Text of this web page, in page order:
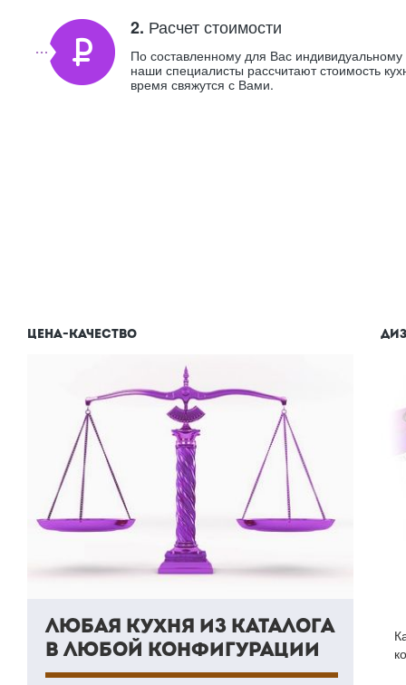
2. Расчет стоимости
По составленному для Вас индивидуальному
наши специалисты рассчитают стоимость
время свяжутся с Вами.
ЦЕНА-КАЧЕСТВО
ЛЮБАЯ КУХНЯ ИЗ КАТАЛОГА
В ЛЮБОЙ КОНФИГУРАЦИИ